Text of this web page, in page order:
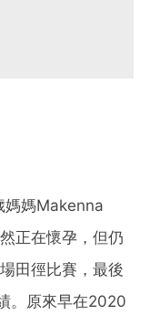
媽媽Makenna
正在懷孕，但仍
田徑比賽，最後
。原來早在2020